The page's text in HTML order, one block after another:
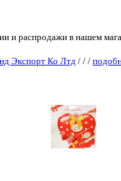
и распродажи в нашем
Экспорт Ко Лтд / / /